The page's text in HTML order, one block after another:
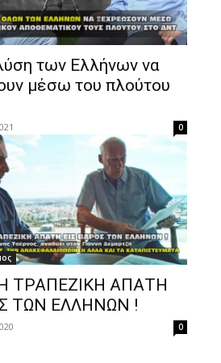
των Ελλήνων να
μέσω του πλούτου
0
ΤΡΑΠΕΖΙΚΗ ΑΠΑΤΗ
ΤΩΝ ΕΛΛΗΝΩΝ !
0